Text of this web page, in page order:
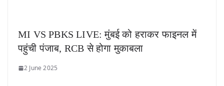
MI VS PBKS LIVE: मुंबई को हराकर फाइनल में
पहुंची पंजाब, RCB से होगा मुकाबला
2 June 2025